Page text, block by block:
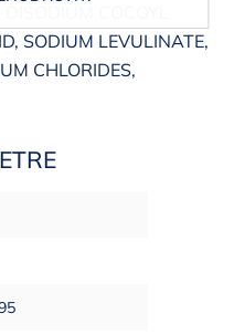
COCOYL
SODIUM LEVULINATE,
CHLORIDES,